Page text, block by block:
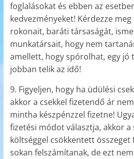
foglalásokat és ebben az
kedvezményeket! Kérdezze
rokonait, baráti társaságát,
munkatársait, hogy nem
amellett, hogy spórolhat, egy jó
jobban telik az idő!
9. Figyeljen, hogy ha üdülési
akkor a csekkel fizetendő ár
mintha készpénzzel fizetne!
fizetési módot választja, akkor a
költséggel csökkentett
sokan felszámítanak, de ezt